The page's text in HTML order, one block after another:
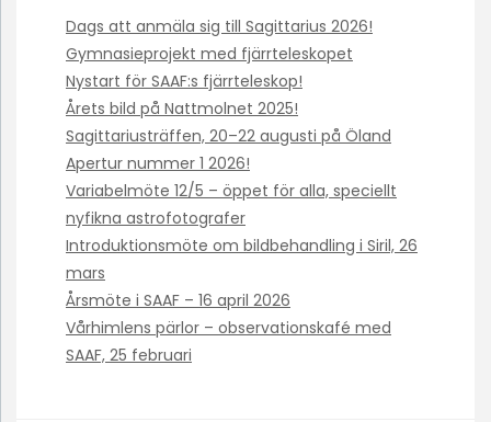
Dags att anmäla sig till Sagittarius 2026!
Gymnasieprojekt med fjärrteleskopet
Nystart för SAAF:s fjärrteleskop!
Årets bild på Nattmolnet 2025!
Sagittariusträffen, 20–22 augusti på Öland
Apertur nummer 1 2026!
Variabelmöte 12/5 – öppet för alla, speciellt
nyfikna astrofotografer
Introduktionsmöte om bildbehandling i Siril, 26
mars
Årsmöte i SAAF – 16 april 2026
Vårhimlens pärlor – observationskafé med
SAAF, 25 februari